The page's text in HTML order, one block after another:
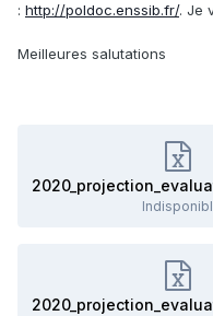
: http://poldoc.enssib.fr/. Je
Meilleures salutations